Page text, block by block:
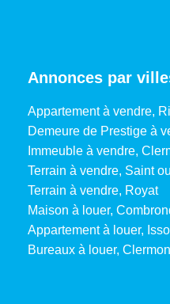
Annonces par
Appartement à vendre,
Demeure de Prestige à
Immeuble à vendre,
Terrain à vendre, Saint
Terrain à vendre, Royat
Maison à louer,
Appartement à louer,
Bureaux à louer,